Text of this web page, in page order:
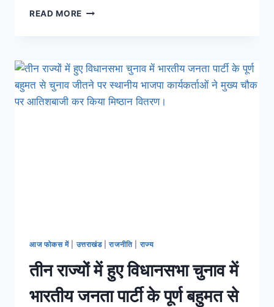
READ MORE
आज फोकस में| उत्तराखंड|राजनीति| राज्य
तीन राज्यों में हुए विधानसभा चुनाव में
भारतीय जनता पार्टी के पूर्ण बहुमत से